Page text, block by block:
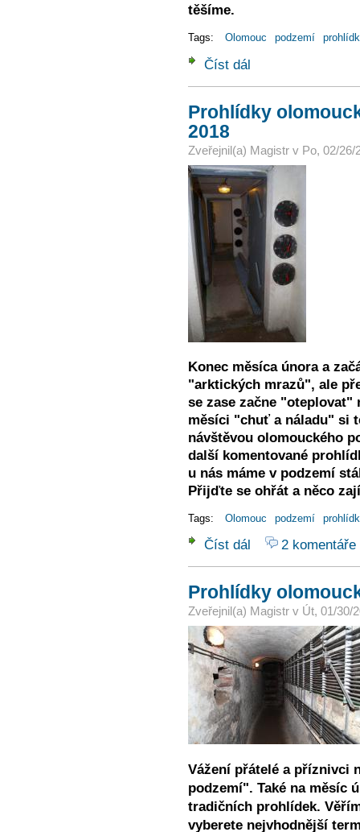
těšíme.
Tags: Olomouc podzemí
Číst dál
Prohlídky
2018
Zveřejnil(a) Magistrv Po, 02/26/
Konec měsíca února a
"arktických mrazů", ale
se zase začne "oteplovat"
měsíci "chuť a náladu" si
návštěvou olomouckého
další komentované
u nás máme v podzemí
Přijďte se ohřát a něco
Tags: Olomouc podzemí
Číst dál Prohlídky2 komentáře
Prohlídky
Zveřejnil(a) Magistrv Út, 01/30/
Vážení přátelé a příznivci
podzemí". Také na měsíc
tradičních prohlídek.
vyberete nejvhodnější